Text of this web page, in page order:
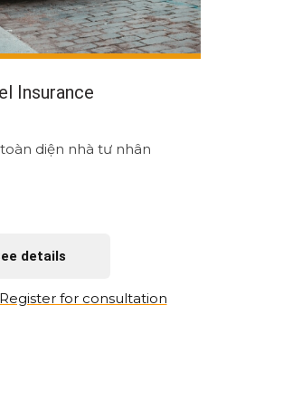
Insurance
diện nhà tư nhân
details
Register for consultation